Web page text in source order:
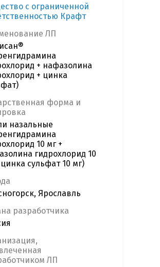
с ограниченной
Крафт
ЛП
+ нафазолина
+ цинка
форма и
назальные
10 мг +
гидрохлорид 10
цинка сульфат 10 мг)
Ярославль
разработчика
ЛП